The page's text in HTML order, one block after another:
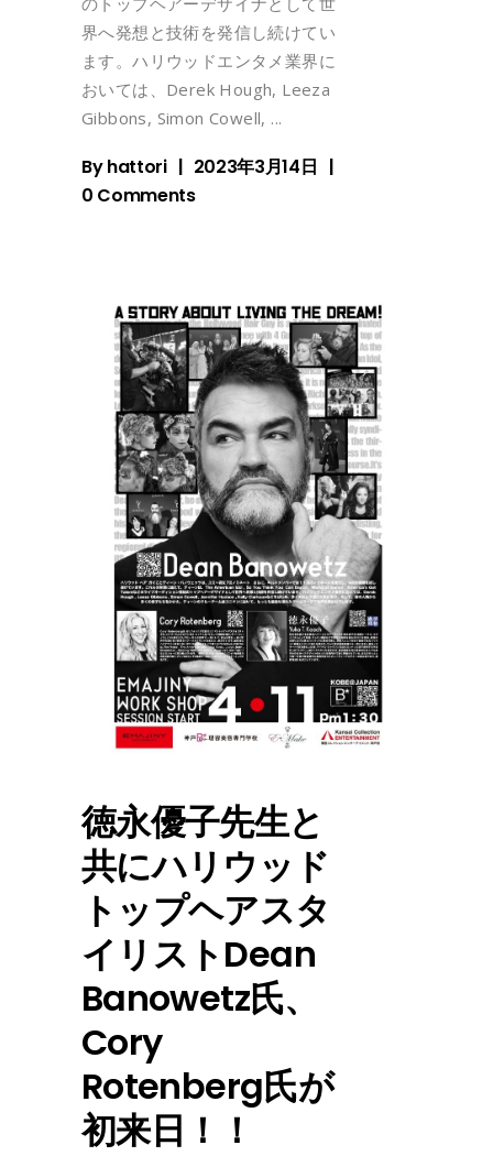
界へ発想と技術を発信し続けてい
ます。ハリウッドエンタメ業界に
おいては、Derek Hough, Leeza
Gibbons, Simon Cowell,
Byhattori
2023年3月14日
0 Comments
徳永優子先生と
共にハリウッド
トップヘアスタ
イリストDean
Banowetz氏、
Cory
Rotenberg氏が
初来日！！